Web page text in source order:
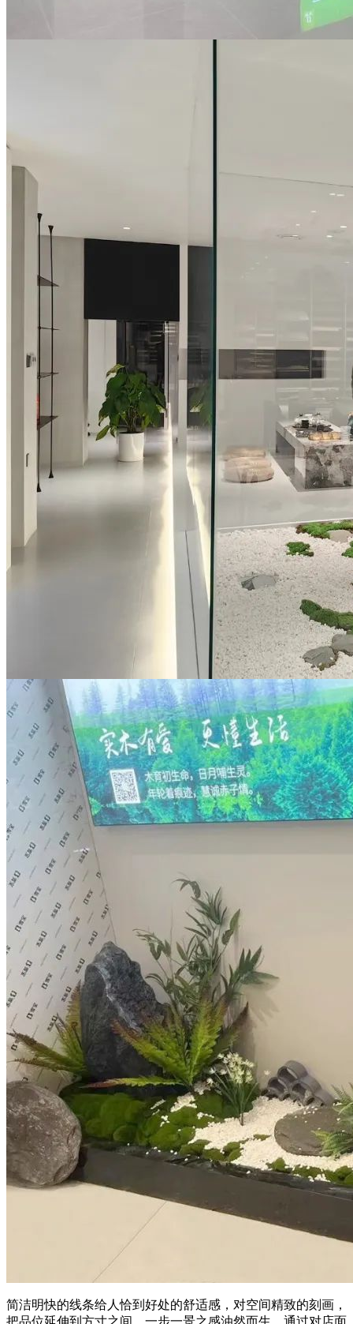
简洁明快的线条给人恰到好处的舒适感，对空间精致的刻画，
把品位延伸到方寸之间，一步一景之感油然而生。通过对店面